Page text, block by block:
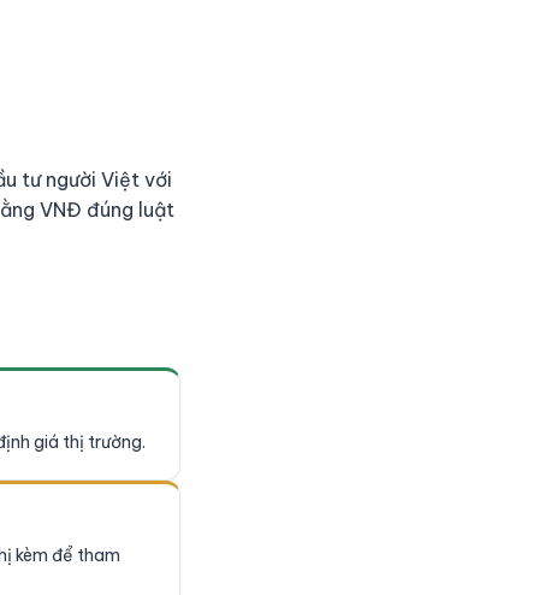
tư người Việt với
VNĐ đúng luật
giá thị trường.
kèm để tham